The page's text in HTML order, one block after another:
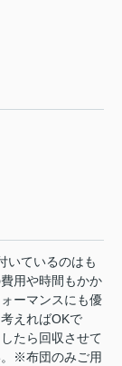
いているのはも
用や時間もかか
ーマンスにも優
えればOKで
たら回収させて
※布団のみご用